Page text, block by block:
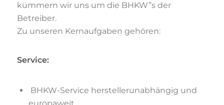
kümmern wir uns um die BHKW”s der
Betreiber.
Zu unseren Kernaufgaben gehören:
Service:
BHKW-Service herstellerunabhängig und